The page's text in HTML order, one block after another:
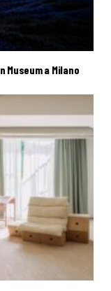
Museum a Milano